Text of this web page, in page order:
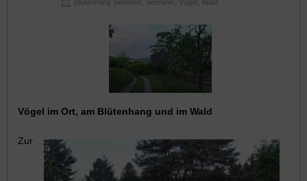
Blütenhang Seeheim Seeheim Vögel Wald
Vögel im Ort, am Blütenhang und im Wald
Zur